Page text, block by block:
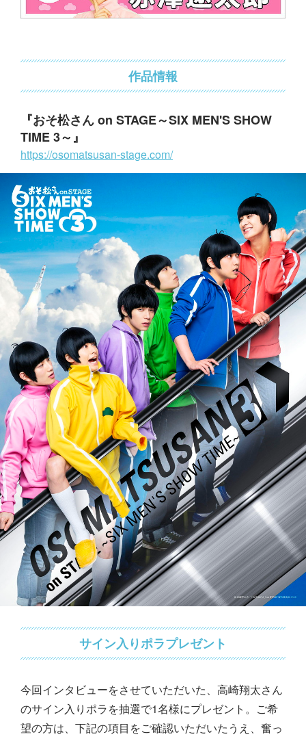
作品情報
『おそ松さん on STAGE～SIX MEN'S SHOW
TIME 3～』
https://osomatsusan-stage.com/
サイン入りポラプレゼント
今回インタビューをさせていただいた、高崎翔太さん
のサイン入りポラを抽選で1名様にプレゼント。ご希
望の方は、下記の項目をご確認いただいたうえ、奮っ